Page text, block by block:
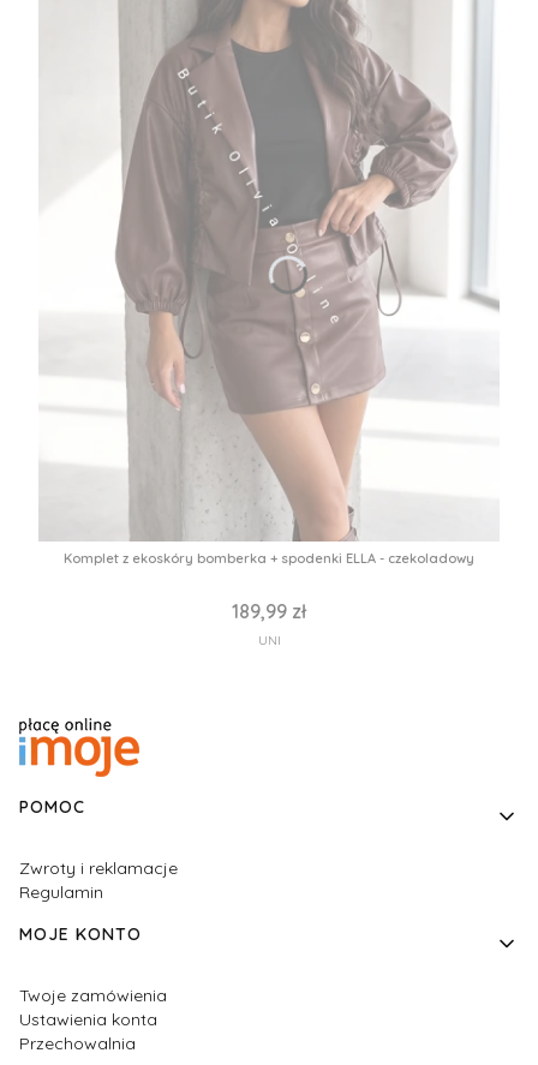
Komplet z ekoskóry bomberka + spodenki ELLA - czekoladowy
189,99 zł
UNI
Linki w stopce
POMOC
Zwroty i reklamacje
Regulamin
MOJE KONTO
Twoje zamówienia
Ustawienia konta
Przechowalnia